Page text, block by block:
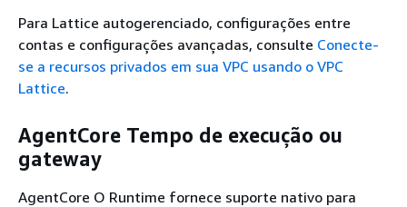
Para Lattice autogerenciado, configurações entre
contas e configurações avançadas, consulte Conecte-
se a recursos privados em sua VPC usando o VPC
Lattice.
AgentCore Tempo de execução ou
gateway
AgentCore O Runtime fornece suporte nativo para